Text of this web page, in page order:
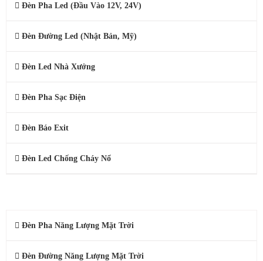
Đèn Pha Led (Đầu Vào 12V, 24V)
Đèn Đường Led (Nhật Bản, Mỹ)
Đèn Led Nhà Xưởng
Đèn Pha Sạc Điện
Đèn Báo Exit
Đèn Led Chống Cháy Nổ
Đèn Pha Năng Lượng Mặt Trời
Đèn Đường Năng Lượng Mặt Trời